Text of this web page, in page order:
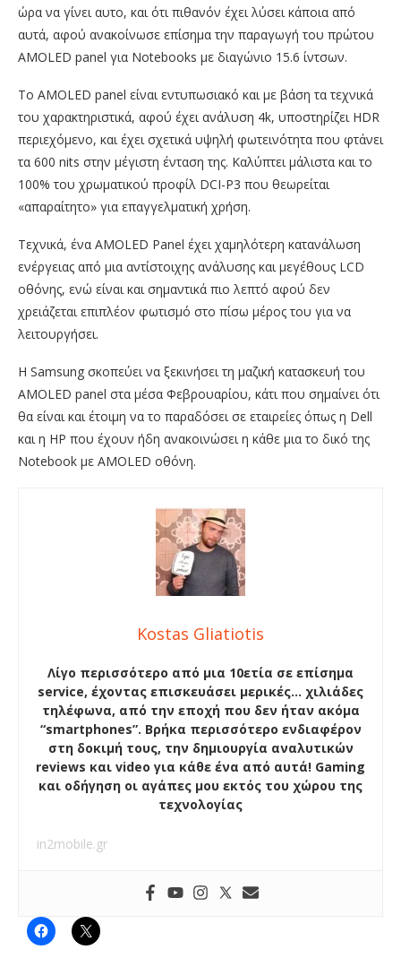
ώρα να γίνει αυτο, και ότι πιθανόν έχει λύσει κάποια από
αυτά, αφού ανακοίνωσε επίσημα την παραγωγή του πρώτου
AMOLED panel για Notebooks με διαγώνιο 15.6 ίντσων.
Το AMOLED panel είναι εντυπωσιακό και με βάση τα τεχνικά
του χαρακτηριστικά, αφού έχει ανάλυση 4k, υποστηρίζει HDR
περιεχόμενο, και έχει σχετικά υψηλή φωτεινότητα που φτάνει
τα 600 nits στην μέγιστη ένταση της. Καλύπτει μάλιστα και το
100% του χρωματικού προφίλ DCI-P3 που θεωρείται
«απαραίτητο» για επαγγελματική χρήση.
Τεχνικά, ένα AMOLED Panel έχει χαμηλότερη κατανάλωση
ενέργειας από μια αντίστοιχης ανάλυσης και μεγέθους LCD
οθόνης, ενώ είναι και σημαντικά πιο λεπτό αφού δεν
χρειάζεται επιπλέον φωτισμό στο πίσω μέρος του για να
λειτουργήσει.
Η Samsung σκοπεύει να ξεκινήσει τη μαζική κατασκευή του
AMOLED panel στα μέσα Φεβρουαρίου, κάτι που σημαίνει ότι
θα είναι και έτοιμη να το παραδόσει σε εταιρείες όπως η Dell
και η HP που έχουν ήδη ανακοινώσει η κάθε μια το δικό της
Notebook με AMOLED οθόνη.
Kostas Gliatiotis
Λίγο περισσότερο από μια 10ετία σε επίσημα
service, έχοντας επισκευάσει μερικές… χιλιάδες
τηλέφωνα, από την εποχή που δεν ήταν ακόμα
“smartphones”. Βρήκα περισσότερο ενδιαφέρον
στη δοκιμή τους, την δημιουργία αναλυτικών
reviews και video για κάθε ένα από αυτά! Gaming
και οδήγηση οι αγάπες μου εκτός του χώρου της
τεχνολογίας
in2mobile.gr